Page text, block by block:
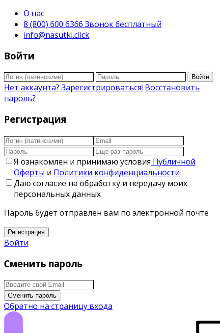
О нас
8 (800) 600 6366 Звонок бесплатный
info@nasutki.click
Войти
Войти
Нет аккаунта? Зарегистрироваться! Восстановить
пароль?
Регистрация
Я ознакомлен и принимаю условия Публичной
Оферты и Политики конфиденциальности
Даю согласие на обработку и передачу моих
персональных данных
Пароль будет отправлен вам по электронной почте
Регистрация
Войти
Сменить пароль
Сменить пароль
Обратно на страницу входа